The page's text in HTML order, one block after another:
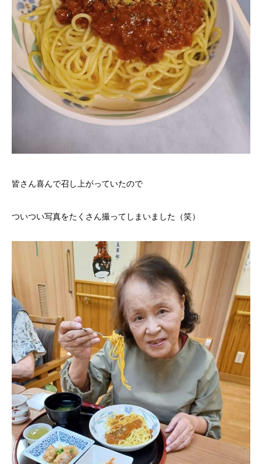
皆さん喜んで召し上がっていたので
ついつい写真をたくさん撮ってしまいました（笑）